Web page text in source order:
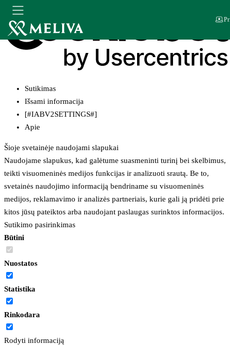
Sutikimas
Išsami informacija
[#IABV2SETTINGS#]
Apie
Šioje svetainėje naudojami slapukai
Naudojame slapukus, kad galėtume suasmeninti turinį bei skelbimus,
teikti visuomeninės medijos funkcijas ir analizuoti srautą. Be to,
svetainės naudojimo informaciją bendriname su visuomeninės
medijos, reklamavimo ir analizės partneriais, kurie gali ją pridėti prie
kitos jūsų pateiktos arba naudojant paslaugas surinktos informacijos.
Sutikimo pasirinkimas
Būtini
Nuostatos
Statistika
Rinkodara
Rodyti informaciją